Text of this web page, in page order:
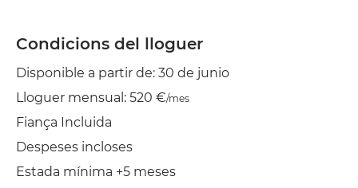
Condicions del lloguer
Disponible a partir de: 30 de junio
Lloguer mensual: 520 €/mes
Fiança Incluida
Despeses incloses
Estada mínima +5 meses